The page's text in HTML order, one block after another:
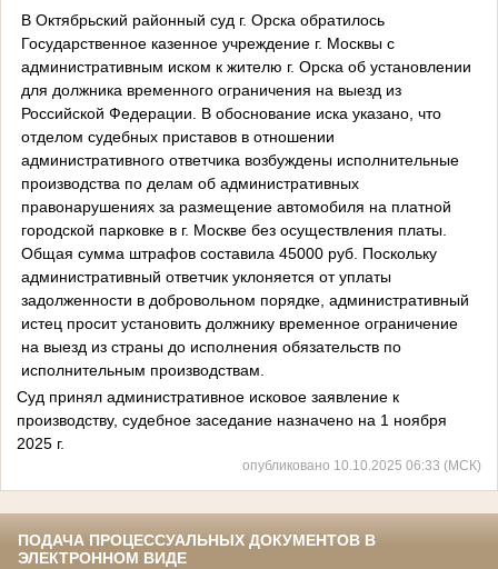
В Октябрьский районный суд г. Орска обратилось
Государственное казенное учреждение г. Москвы с
административным иском к жителю г. Орска об установлении
для должника временного ограничения на выезд из
Российской Федерации. В обоснование иска указано, что
отделом судебных приставов в отношении
административного ответчика возбуждены исполнительные
производства по делам об административных
правонарушениях за размещение автомобиля на платной
городской парковке в г. Москве без осуществления платы.
Общая сумма штрафов составила 45000 руб. Поскольку
административный ответчик уклоняется от уплаты
задолженности в добровольном порядке, административный
истец просит установить должнику временное ограничение
на выезд из страны до исполнения обязательств по
исполнительным производствам.
Суд принял административное исковое заявление к
производству, судебное заседание назначено на 1 ноября
2025 г.
опубликовано 10.10.2025 06:33 (МСК)
ПОДАЧА ПРОЦЕССУАЛЬНЫХ ДОКУМЕНТОВ В
ЭЛЕКТРОННОМ ВИДЕ